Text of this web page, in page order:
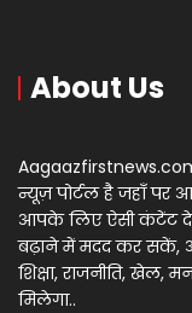
About Us
न्यूज़ पोर्टल है जहाँ पर
आपके लिए ऐसी कंटेंट
बढ़ाने में मदद कर सकें,
शिक्षा, राजनीति, खेल,
मिलेगा..